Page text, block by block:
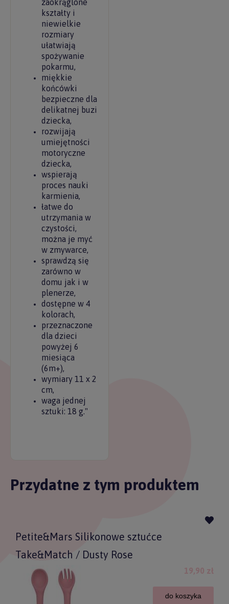
zaokrąglone
kształty i
niewielkie
rozmiary
ułatwiają
spożywanie
pokarmu,
miękkie
końcówki
bezpieczne dla
delikatnej buzi
dziecka,
rozwijają
umiejętności
motoryczne
dziecka,
wspierają
proces nauki
karmienia,
łatwe do
utrzymania w
czystości,
można je myć
w zmywarce,
sprawdzą się
zarówno w
domu jak i w
plenerze,
dostępne w 4
kolorach,
przeznaczone
dla dzieci
powyżej 6
miesiąca
(6m+),
wymiary 11 x 2
cm,
waga jednej
sztuki: 18 g."
Przydatne z tym produktem
Petite&Mars Silikonowe sztućce
Take&Match / Dusty Rose
19,90 zł
do koszyka